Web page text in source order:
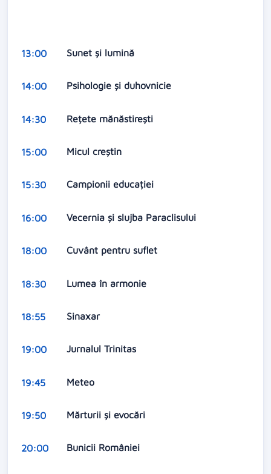
13:00 Sunet și lumină
14:00 Psihologie și duhovnicie
14:30 Rețete mănăstirești
15:00 Micul creștin
15:30 Campionii educației
16:00 Vecernia şi slujba Paraclisului
18:00 Cuvânt pentru suflet
18:30 Lumea în armonie
18:55 Sinaxar
19:00 Jurnalul Trinitas
19:45 Meteo
19:50 Mărturii și evocări
20:00 Bunicii României